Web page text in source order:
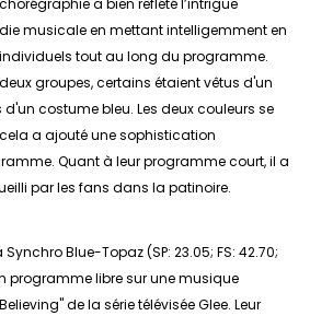
a bien reflété l’intrigue
musicale en mettant intelligemment en
tout au long du programme.
groupes, certains étaient vêtus d'un
costume bleu. Les deux couleurs se
a ajouté une sophistication
Quant à leur programme court, il a
par les fans dans la patinoire.
Blue-Topaz (SP: 23.05; FS: 42.70;
programme libre sur une musique
de la série télévisée Glee. Leur